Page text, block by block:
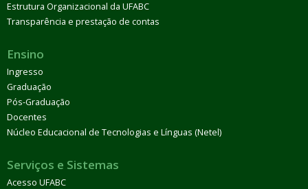
Estrutura Organizacional da UFABC
Transparência e prestação de contas
Ensino
Ingresso
Graduação
Pós-Graduação
Docentes
Núcleo Educacional de Tecnologias e Línguas (Netel)
Serviços e Sistemas
Acesso UFABC